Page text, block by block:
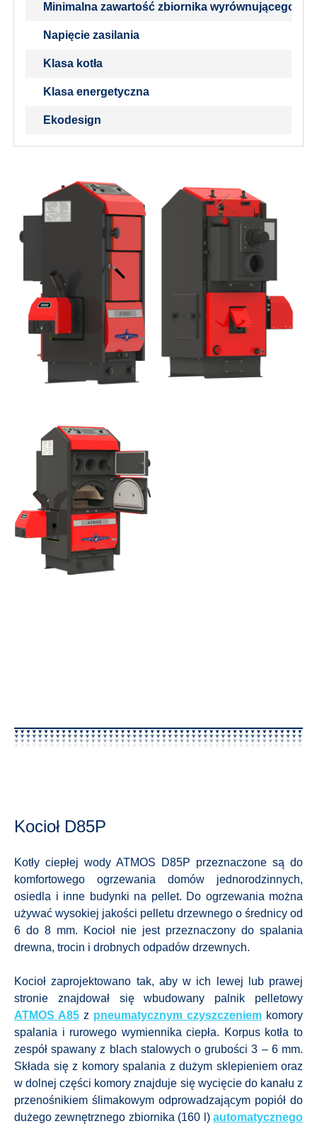
Minimalna zawartość zbiornika wyrównującego
Napięcie zasilania
Klasa kotła
Klasa energetyczna
Ekodesign
Kocioł D85P
Kotły ciepłej wody ATMOS D85P przeznaczone są do
komfortowego ogrzewania domów jednorodzinnych,
osiedla i inne budynki na pellet. Do ogrzewania można
używać wysokiej jakości pelletu drzewnego o średnicy od
6 do 8 mm. Kocioł nie jest przeznaczony do spalania
drewna, trocin i drobnych odpadów drzewnych.
Kocioł zaprojektowano tak, aby w ich lewej lub prawej
stronie znajdował się wbudowany palnik pelletowy
ATMOS A85 z pneumatycznym czyszczeniem komory
spalania i rurowego wymiennika ciepła. Korpus kotła to
zespół spawany z blach stalowych o grubości 3 – 6 mm.
Składa się z komory spalania z dużym sklepieniem oraz
w dolnej części komory znajduje się wycięcie do kanału z
przenośnikiem ślimakowym odprowadzającym popiół do
dużego zewnętrznego zbiornika (160 l) automatycznego